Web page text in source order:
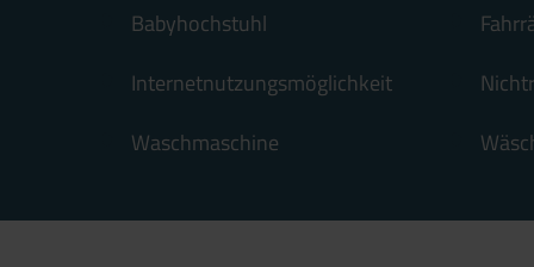
Babyhochstuhl
Internetnutzungsmöglichkeit
Waschmaschine